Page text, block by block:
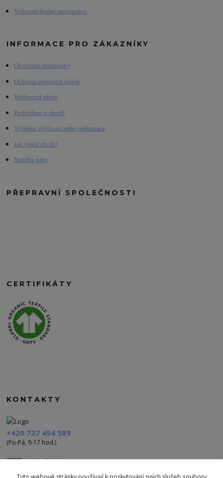
Velkoobchodní spolupráce
INFORMACE PRO ZÁKAZNÍKY
Obchodní podmínky
Ochrana osobních údajů
Velikostní rádce
Prohlášení o shodě
Výměna velikosti nebo reklamace
Jak vrátit zboží?
Napište nám
PŘEPRAVNÍ SPOLEČNOSTI
CERTIFIKÁTY
KONTAKTY
+420 737 494 589
(Po-Pá, 9-17 hod.)
info@polezu.cz